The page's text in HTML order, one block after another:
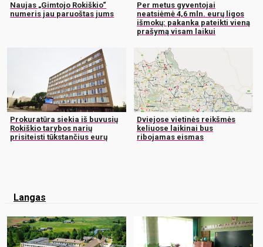
Naujas „Gimtojo Rokiškio“
numeris jau paruoštas jums
Per metus gyventojai
neatsiėmė 4,6 mln. eurų ligos
išmokų: pakanka pateikti vieną
prašymą visam laikui
Prokuratūra siekia iš buvusių
Rokiškio tarybos narių
prisiteisti tūkstančius eurų
Dviejose vietinės reikšmės
keliuose laikinai bus
ribojamas eismas
Langas